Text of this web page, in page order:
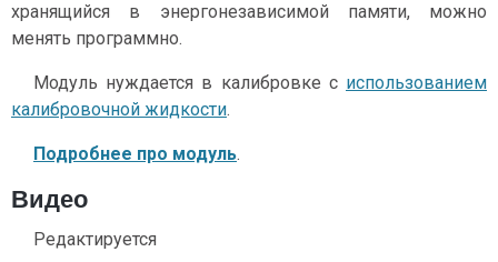
хранящийся в энергонезависимой памяти, можно
менять программно.
Модуль нуждается в калибровке с использованием
калибровочной жидкости.
Подробнее про модуль.
Видео
Редактируется